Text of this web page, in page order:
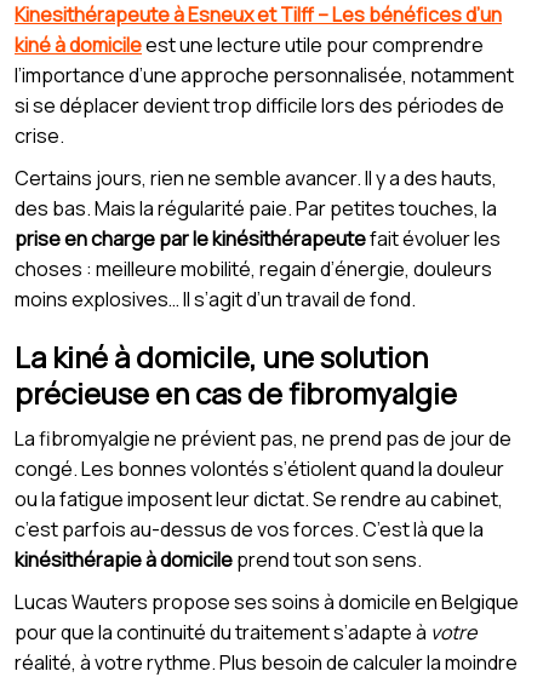
Kinesithérapeute à Esneux et Tilff – Les bénéfices d’un
kiné à domicileest une lecture utile pour comprendre
l’importance d’une approche personnalisée, notamment
si se déplacer devient trop difficile lors des périodes de
crise.
Certains jours, rien ne semble avancer. Il y a des hauts,
des bas. Mais la régularité paie. Par petites touches, la
prise en charge par le kinésithérapeutefait évoluer les
choses : meilleure mobilité, regain d’énergie, douleurs
moins explosives… Il s’agit d’un travail de fond.
La kiné à domicile, une solution
précieuse en cas de fibromyalgie
La fibromyalgie ne prévient pas, ne prend pas de jour de
congé. Les bonnes volontés s’étiolent quand la douleur
ou la fatigue imposent leur dictat. Se rendre au cabinet,
c’est parfois au-dessus de vos forces. C’est là que la
kinésithérapie à domicileprend tout son sens.
Lucas Wauters propose ses soins à domicile en Belgique
pour que la continuité du traitement s’adapte à votre
réalité, à votre rythme. Plus besoin de calculer la moindre